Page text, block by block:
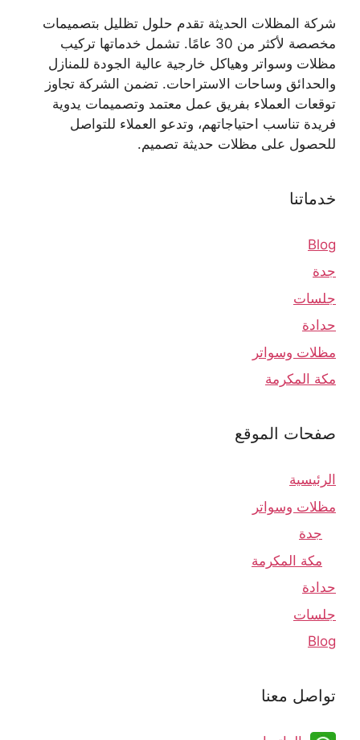
شركة المظلات الحديثة تقدم حلول تظليل بتصميمات
مخصصة لأكثر من 30 عامًا. تشمل خدماتها تركيب
مظلات وسواتر وهياكل خارجية عالية الجودة للمنازل
والحدائق وساحات الاستراحات. تضمن الشركة تجاوز
توقعات العملاء بفريق عمل معتمد وتصميمات يدوية
فريدة تناسب احتياجاتهم، وتدعو العملاء للتواصل
للحصول على مظلات حديثة تصميم.
خدماتنا
Blog
جدة
جلسات
حدادة
مظلات وسواتر
مكة المكرمة
صفحات الموقع
الرئيسية
مظلات وسواتر
جدة
مكة المكرمة
حدادة
جلسات
Blog
تواصل معنا